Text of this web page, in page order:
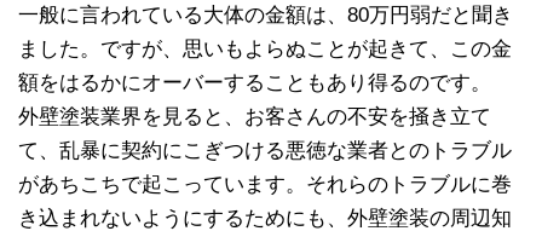
一般に言われている大体の金額は、80万円弱だと聞き
ました。ですが、思いもよらぬことが起きて、この金
額をはるかにオーバーすることもあり得るのです。
外壁塗装業界を見ると、お客さんの不安を掻き立て
て、乱暴に契約にこぎつける悪徳な業者とのトラブル
があちこちで起こっています。それらのトラブルに巻
き込まれないようにするためにも、外壁塗装の周辺知